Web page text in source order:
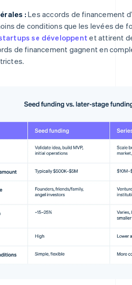
: Les accords de financement
de conditions que les levées de
se développent et attirent
de financement gagnent en